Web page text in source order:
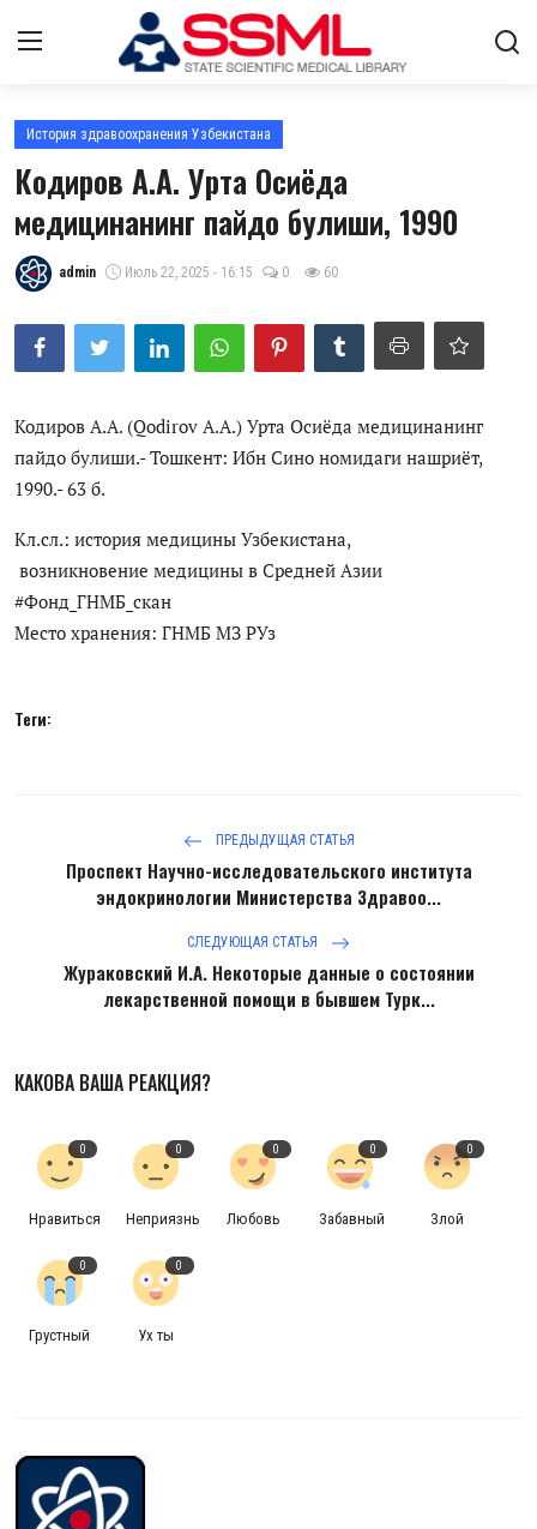
Авторизоваться регистр
Главная
О нас
Лента
Стратегический план развития
ГНМБ
История здравоохранения Узбекистана
Фотогалерея
PDF-translator
Антикоррупция
Русский
История здравоохранения Узбекистана
Кодиров А.А. Урта Осиёда
медицинанинг пайдо булиши, 1990
admin Июль 22, 2025 - 16:15 0 60
Кодиров А.А. (Qodirov A.A.) Урта Осиёда медицинанинг
пайдо булиши.- Тошкент: Ибн Сино номидаги нашриёт,
1990.- 63 б.
Кл.сл.: история медицины Узбекистана,
возникновение медицины в Средней Азии
#Фонд_ГНМБ_скан
Место хранения: ГНМБ МЗ РУз
Теги:
ПРЕДЫДУЩАЯ СТАТЬЯ
Проспект Научно-исследовательского института
эндокринологии Министерства Здравоо...
СЛЕДУЮЩАЯ СТАТЬЯ
Жураковский И.А. Некоторые данные о состоянии
лекарственной помощи в бывшем Турк...
КАКОВА ВАША РЕАКЦИЯ?
0
Нравиться
0
Неприязнь
0
Любовь
0
Забавный
0
Злой
0
Грустный
0
Ух ты